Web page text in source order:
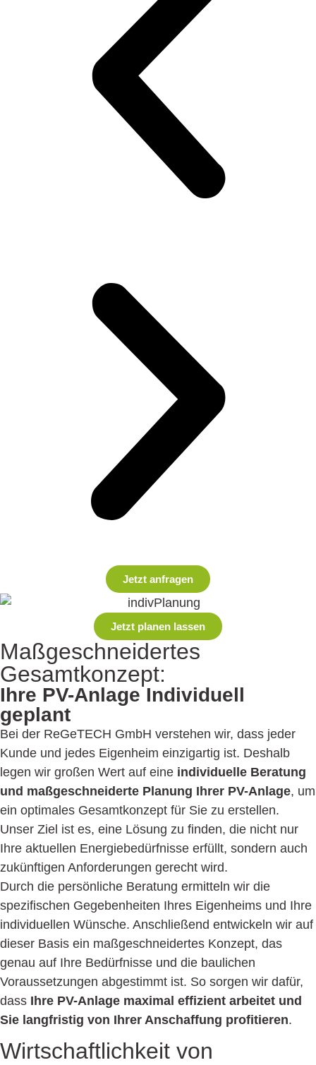
Jetzt anfragen
Jetzt planen lassen
Maßge­schneidertes
Gesamtkonzept:
Ihre PV-Anlage Individuell
geplant
Bei der ReGeTECH GmbH verstehen wir, dass jeder
Kunde und jedes Eigenheim einzigartig ist. Deshalb
legen wir großen Wert auf eine individuelle Beratung
und maßgeschneiderte Planung Ihrer PV-Anlage, um
ein optimales Gesamtkonzept für Sie zu erstellen.
Unser Ziel ist es, eine Lösung zu finden, die nicht nur
Ihre aktuellen Energiebedürfnisse erfüllt, sondern auch
zukünftigen Anforderungen gerecht wird.
Durch die persönliche Beratung ermitteln wir die
spezifischen Gegebenheiten Ihres Eigenheims und Ihre
individuellen Wünsche. Anschließend entwickeln wir auf
dieser Basis ein maßgeschneidertes Konzept, das
genau auf Ihre Bedürfnisse und die baulichen
Voraussetzungen abgestimmt ist. So sorgen wir dafür,
dass Ihre PV-Anlage maximal effizient arbeitet und
Sie langfristig von Ihrer Anschaffung profitieren.
Wirtschaftlich­keit von